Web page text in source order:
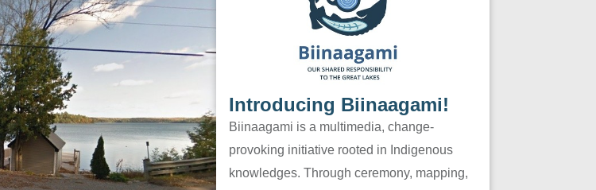
Introducing Biinaagami!
Biinaagami is a multimedia, change-
provoking initiative rooted in Indigenous
knowledges. Through ceremony, mapping,